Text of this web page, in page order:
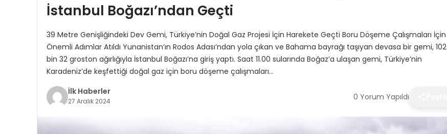
İstanbul Boğazı’ndan Geçti
39 Metre Genişliğindeki Dev Gemi, Türkiye’nin Doğal Gaz Projesi İçin Harekete Geçti Boru Döşeme Çalışmaları İçin
Önemli Adımlar Atıldı Yunanistan’ın Rodos Adası’ndan yola çıkan ve Bahama bayrağı taşıyan devasa bir gemi, 102
bin 32 groston ağırlığıyla İstanbul Boğazı’na giriş yaptı. Saat 11.00 sularında Boğaz’a ulaşan gemi, Türkiye’nin
Karadeniz’de keşfettiği doğal gaz için boru döşeme çalışmaları…
İlk Haberler
27 Aralık 2024 0 Yorum Yapıldı